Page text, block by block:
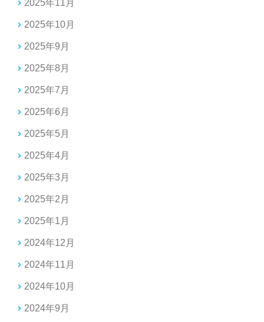
2025年11月
2025年10月
2025年9月
2025年8月
2025年7月
2025年6月
2025年5月
2025年4月
2025年3月
2025年2月
2025年1月
2024年12月
2024年11月
2024年10月
2024年9月